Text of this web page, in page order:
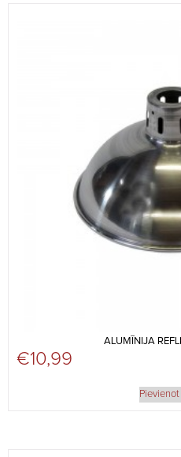
ALUMĪNIJA
€10,99